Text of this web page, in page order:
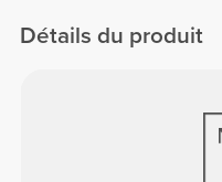
Détails du produit